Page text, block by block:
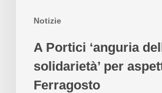
Notizie
A Portici ‘anguria
solidarietà’ per
Ferragosto